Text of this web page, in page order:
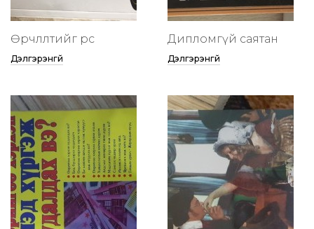
Өөрчлөлтийг өөрөөсөө
Дэлгэрэнгүй
Дипломгүй саятан
Дэлгэрэнгүй